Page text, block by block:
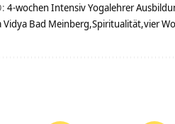
4-wochen Intensiv Yogalehrer
Vidya Bad Meinberg Spiritualität vier